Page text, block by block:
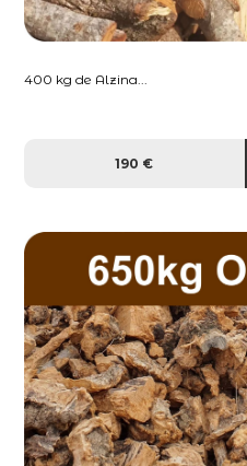
400 kg de Alzina...
190 €